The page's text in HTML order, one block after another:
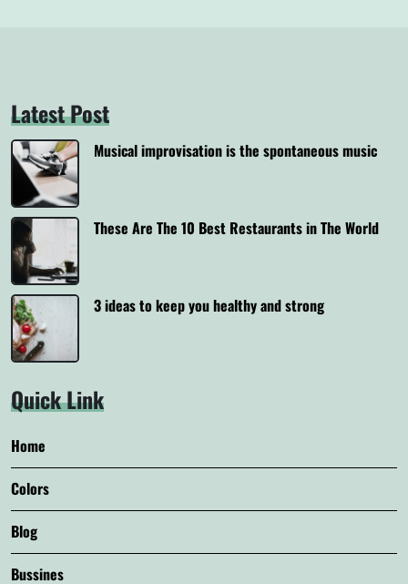
Latest Post
Musical improvisation is the spontaneous music
These Are The 10 Best Restaurants in The World
3 ideas to keep you healthy and strong
Quick Link
Home
Colors
Blog
Bussines